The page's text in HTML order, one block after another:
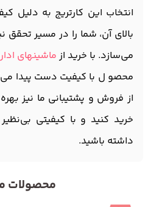
انتخاب این کارتریج به دلیل
بالای آن، شما را در مسیر
می‌سازد. با خرید از ماشینهای
محصو ل با کیفیت دست پیدا
از فروش و پشتیبانی ما نیز
خرید کنید و با کیفیتی
داشته باشید.
محصولات